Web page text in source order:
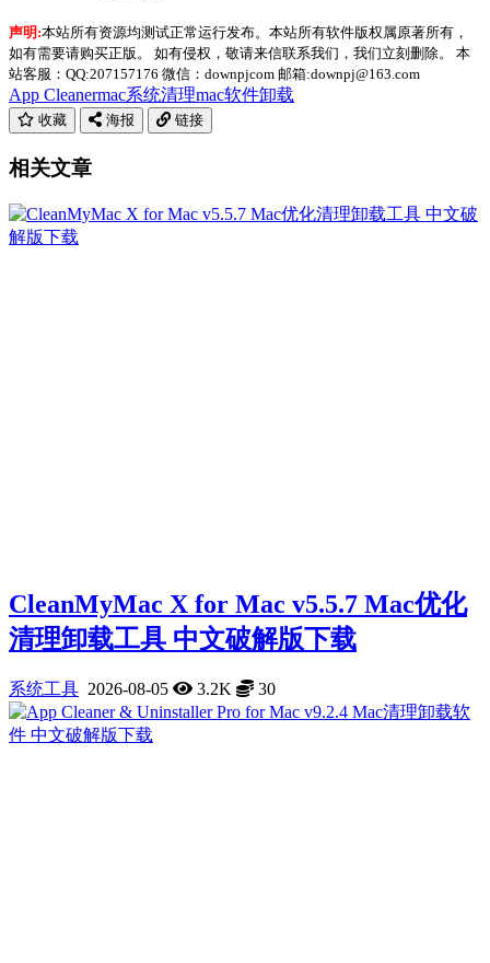
声明:本站所有资源均测试正常运行发布。本站所有软件版权属原著所有，
如有需要请购买正版。 如有侵权，敬请来信联系我们，我们立刻删除。 本
站客服：QQ:207157176 微信：downpjcom 邮箱:downpj@163.com
App Cleanermac系统清理mac软件卸载
收藏 海报 链接
相关文章
CleanMyMac X for Mac v5.5.7 Mac优化
清理卸载工具 中文破解版下载
系统工具 2026-08-05 3.2K 30